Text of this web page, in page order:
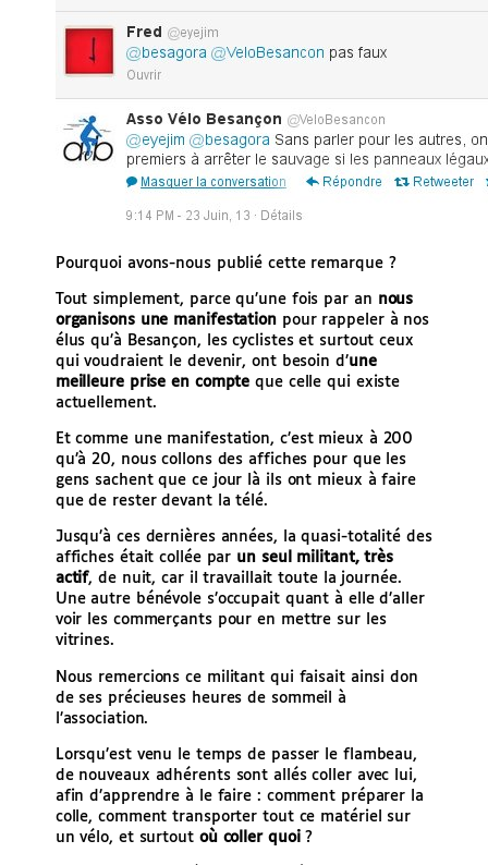
Pourquoi avons-nous publié cette remarque ?
Tout simplement, parce qu’une fois par an nous
organisons une manifestation pour rappeler à nos
élus qu’à Besançon, les cyclistes et surtout ceux
qui voudraient le devenir, ont besoin d’une
meilleure prise en compte que celle qui existe
actuellement.
Et comme une manifestation, c’est mieux à 200
qu’à 20, nous collons des affiches pour que les
gens sachent que ce jour là ils ont mieux à faire
que de rester devant la télé.
Jusqu’à ces dernières années, la quasi-totalité des
affiches était collée par un seul militant, très
actif, de nuit, car il travaillait toute la journée.
Une autre bénévole s’occupait quant à elle d’aller
voir les commerçants pour en mettre sur les
vitrines.
Nous remercions ce militant qui faisait ainsi don
de ses précieuses heures de sommeil à
l’association.
Lorsqu’est venu le temps de passer le flambeau,
de nouveaux adhérents sont allés coller avec lui,
afin d’apprendre à le faire : comment préparer la
colle, comment transporter tout ce matériel sur
un vélo, et surtout où coller quoi?